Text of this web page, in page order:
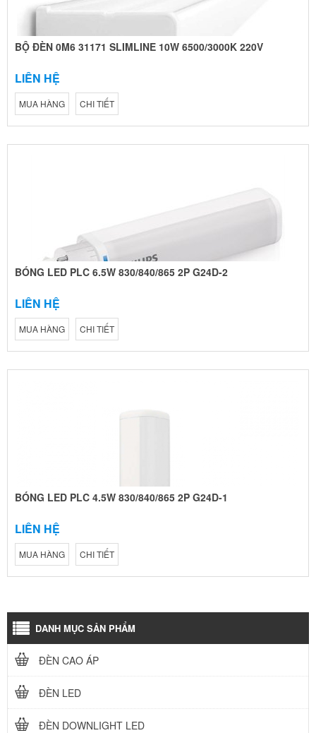
BỘ ĐÈN 0M6 31171 SLIMLINE 10W 6500/3000K 220V
LIÊN HỆ
MUA HÀNG CHI TIẾT
BÓNG LED PLC 6.5W 830/840/865 2P G24D-2
LIÊN HỆ
MUA HÀNG CHI TIẾT
BÓNG LED PLC 4.5W 830/840/865 2P G24D-1
LIÊN HỆ
MUA HÀNG CHI TIẾT
DANH MỤC SẢN PHẨM
ĐÈN CAO ÁP
ĐÈN LED
ĐÈN DOWNLIGHT LED